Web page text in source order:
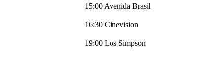
15:00 Avenida Brasil
16:30 Cinevision
19:00 Los Simpson